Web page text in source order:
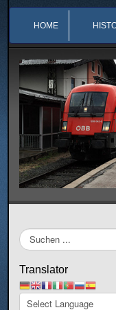
HOME
Suchen
...
Translator